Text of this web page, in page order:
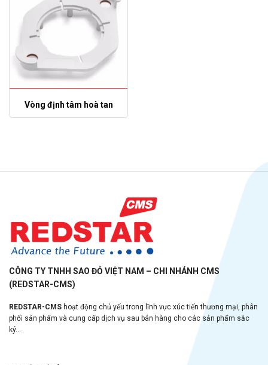
Vòng định tâm hoà tan
CÔNG TY TNHH SAO ĐỎ VIỆT NAM – CHI NHÁNH CMS
(REDSTAR-CMS)
REDSTAR-CMS hoạt động chủ yếu trong lĩnh vực xúc tiến thương mại, phân
phối sản phẩm và cung cấp dịch vụ sau bán hàng cho các sản phẩm sắc
ký...